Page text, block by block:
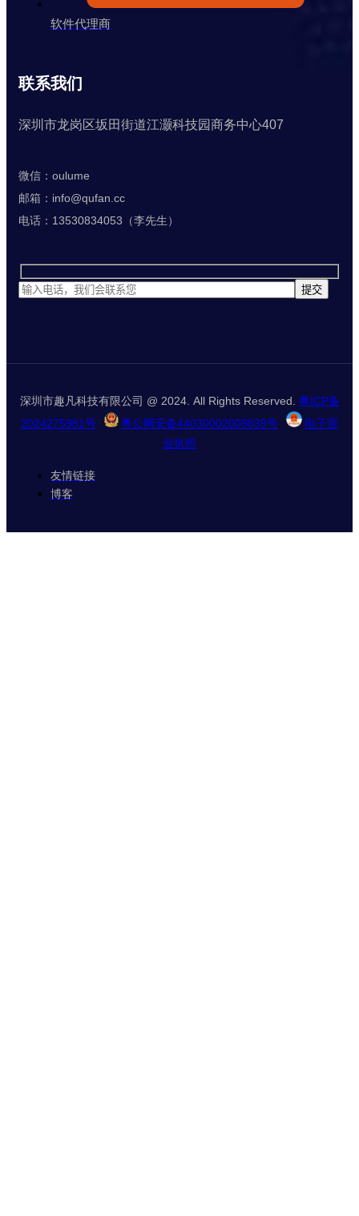
软件代理商
联系我们
深圳市龙岗区坂田街道江灏科技园商务中心407
微信：oulume
邮箱：info@qufan.cc
电话：13530834053（李先生）
深圳市趣凡科技有限公司 @ 2024. All Rights Reserved. 粤ICP备
2024275981号
粤公网安备44030002009839号
电子营
业执照
友情链接
博客